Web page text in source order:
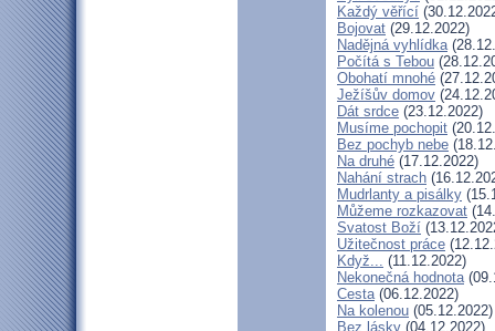
Každý věřící
Bojovat (29.12.2022)
Nadějná vyhlídka
Počítá s Tebou
Obohatí mnohé
Ježíšův domov
Dát srdce (23.12.2022)
Musíme pochopit
Bez pochyb nebe
Na druhé (17.12.2022)
Nahání strach
Mudrlanty a pisálky
Můžeme rozkazovat
Svatost Boží
Užitečnost práce
Když... (11.12.2022)
Nekonečná hodnota
Cesta(06.12.2022)
Na kolenou (05.12.2022)
Bez lásky (04.12.2022)